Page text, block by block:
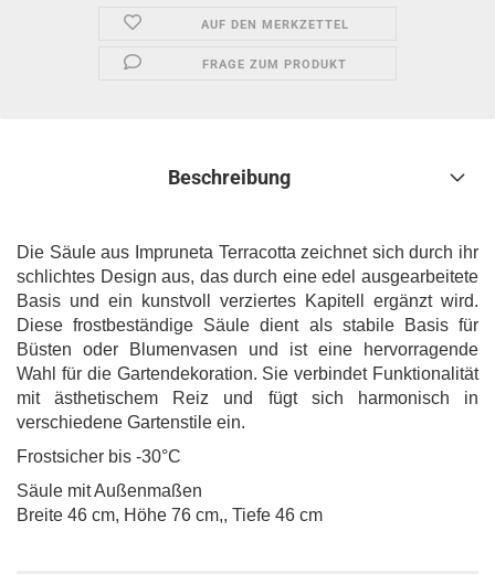
AUF DEN MERKZETTEL
FRAGE ZUM PRODUKT
Beschreibung
Die Säule aus Impruneta Terracotta zeichnet sich durch ihr
schlichtes Design aus, das durch eine edel ausgearbeitete
Basis und ein kunstvoll verziertes Kapitell ergänzt wird.
Diese frostbeständige Säule dient als stabile Basis für
Büsten oder Blumenvasen und ist eine hervorragende
Wahl für die Gartendekoration. Sie verbindet Funktionalität
mit ästhetischem Reiz und fügt sich harmonisch in
verschiedene Gartenstile ein.
Frostsicher bis -30°C
Säule mit Außenmaßen
Breite 46 cm, Höhe 76 cm,, Tiefe 46 cm